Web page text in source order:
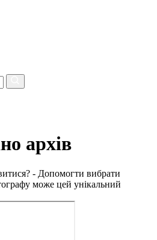
архів
- Допомогти вибрати
може цей унікальний